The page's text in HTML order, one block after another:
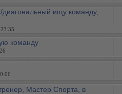
ищу команду,
команду
Мастер Спорта, в